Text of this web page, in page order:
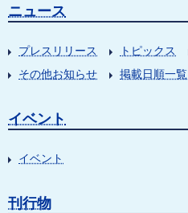
ニュース
プレスリリース トピックス
その他お知らせ
掲載日順一覧
イベント
イベント
刊行物